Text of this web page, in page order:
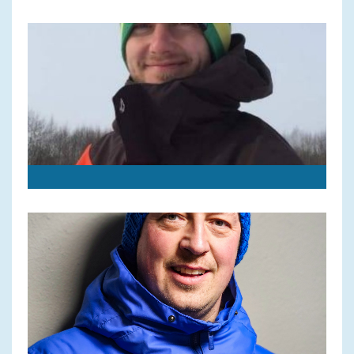
FIS Level 2 Snowboard Instructor Certificate,
Austria
Alpine Course - Certificate, Austria.